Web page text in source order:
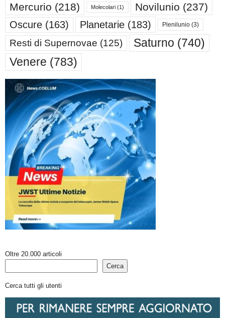
Mercurio (218) Molecolari (1) Novilunio (237)
Oscure (163) Planetarie (183) Plenilunio (3)
Resti di Supernovae (125) Saturno (740)
Venere (783)
Oltre 20.000 articoli
Cerca
Cerca tutti gli utenti